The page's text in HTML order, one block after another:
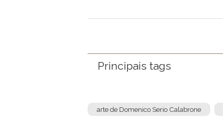
Principais tags
arte de Domenico Serio Calabrone